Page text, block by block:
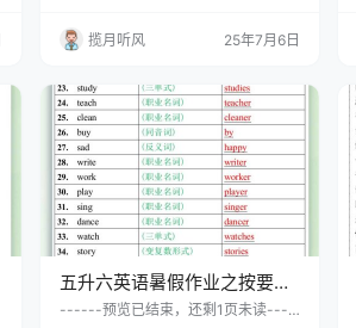
揽月听风 25年7月6日
五升六英语暑假作业之按要求
写出下列各单词或词组-六上英
------预览已结束，还剩1页未读----